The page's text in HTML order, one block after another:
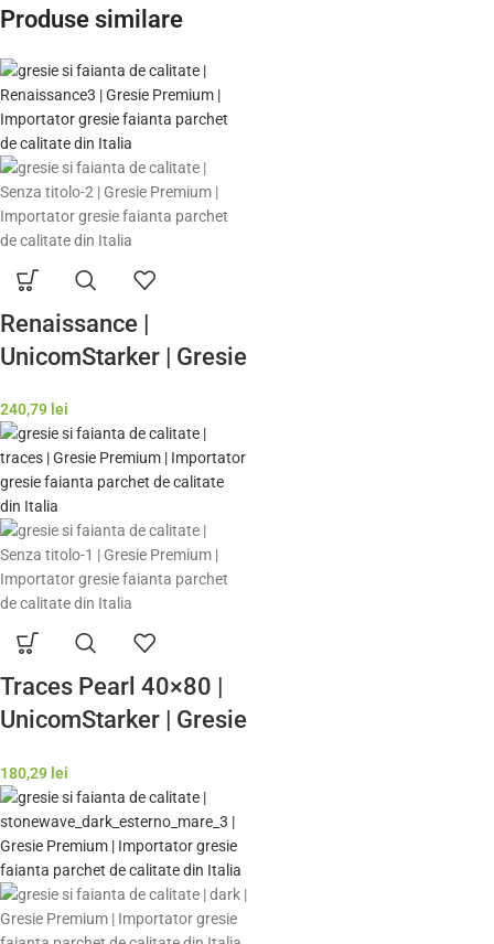
Produse similare
Renaissance |
UnicomStarker | Gresie
premium Italia | Model
Gresie Rezistenta
Exterior
240,79 lei
Traces Pearl 40×80 |
UnicomStarker | Gresie
premium Italia | Model
Gresie Rezistenta
Exterior
180,29 lei